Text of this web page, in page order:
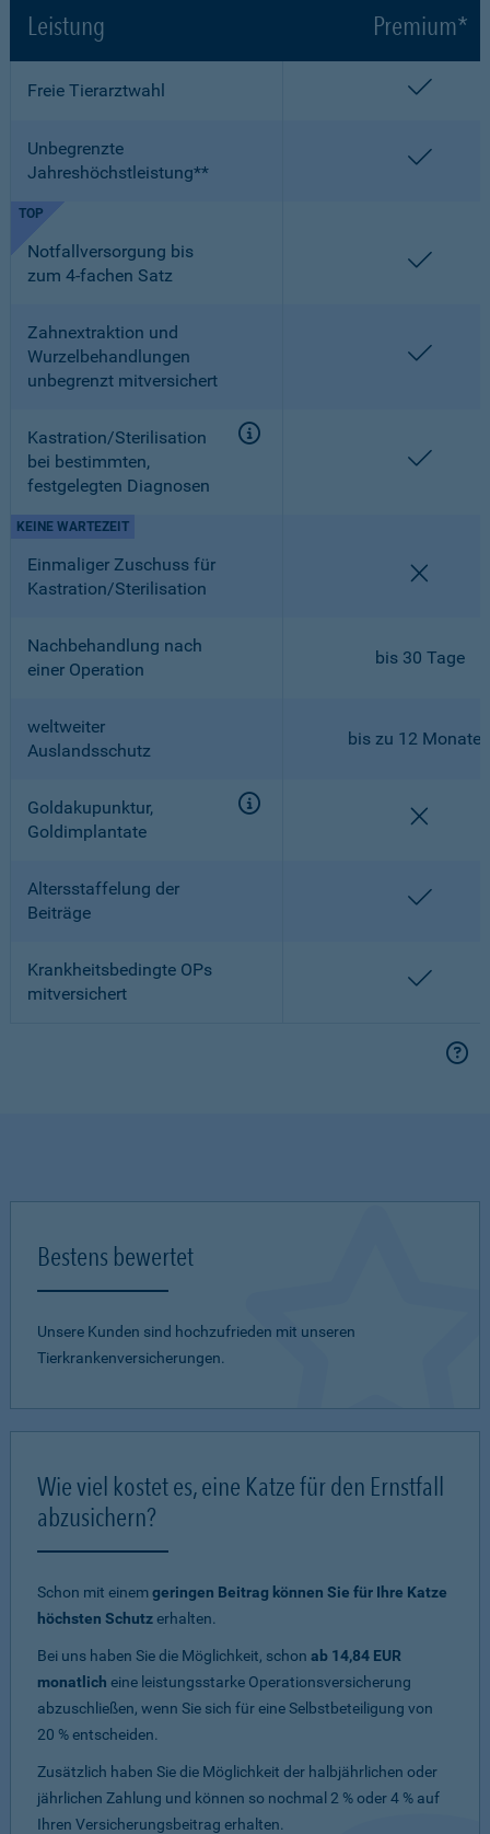
Leistung Premium*
Freie Tierarztwahl
Unbegrenzte
Jahreshöchstleistung**
Notfallversorgung bis
zum 4-fachen Satz
TOP
Zahnextraktion und
Wurzelbehandlungen
unbegrenzt mitversichert
Kastration/Sterilisation
bei bestimmten,
festgelegten Diagnosen
Einmaliger Zuschuss für
Kastration/Sterilisation
KEINE WARTEZEIT
Nachbehandlung nach
einer Operation
bis 30 Tage
weltweiter
Auslandsschutz
bis zu 12 Monaten
Goldakupunktur,
Goldimplantate
Altersstaffelung der
Beiträge
Krankheitsbedingte OPs
mitversichert
Bestens bewertet
Unsere Kunden sind hochzufrieden mit unseren
Tierkrankenversicherungen.
Wie viel kostet es, eine Katze für den Ernstfall
abzusichern?
Schon mit einemgeringen Beitrag können Sie für Ihre Katze
höchsten Schutzerhalten.
Bei uns haben Sie die Möglichkeit, schon ab 14,84 EUR
monatlich eine leistungsstarke Operationsversicherung
abzuschließen, wenn Sie sich für eine Selbstbeteiligung von
20 % entscheiden.
Zusätzlich haben Sie die Möglichkeit der halbjährlichen oder
jährlichen Zahlung und können so nochmal 2 % oder 4 % auf
Ihren Versicherungsbeitrag erhalten.